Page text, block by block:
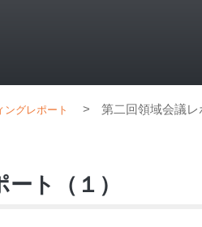
ングレポート > 第二回領域会議レ
ト（１）